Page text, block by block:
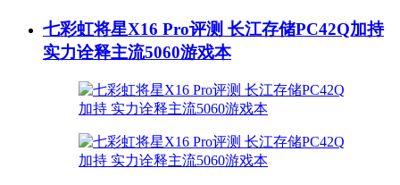
七彩虹将星X16 Pro评测 长江存储PC42Q加持
实力诠释主流5060游戏本